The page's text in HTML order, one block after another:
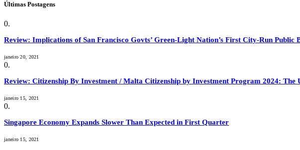
Últimas Postagens
Review: Implications of San Francisco Govts’ Green-Light Nation’s First City-Run Public
janeiro 20, 2021
Review: Citizenship By Investment / Malta Citizenship by Investment Program 2024: The
janeiro 15, 2021
Singapore Economy Expands Slower Than Expected in First Quarter
janeiro 15, 2021